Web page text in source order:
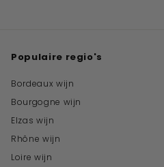
Populaire regio's
Bordeaux wijn
Bourgogne wijn
Elzas wijn
Rhône wijn
Loire wijn